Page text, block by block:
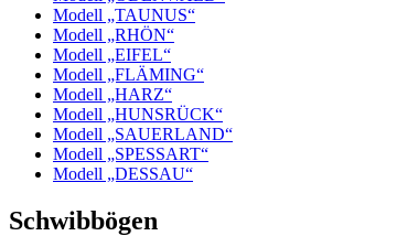
Modell „TAUNUS“
Modell „RHÖN“
Modell „EIFEL“
Modell „FLÄMING“
Modell „HARZ“
Modell „HUNSRÜCK“
Modell „SAUERLAND“
Modell „SPESSART“
Modell „DESSAU“
Schwibbögen